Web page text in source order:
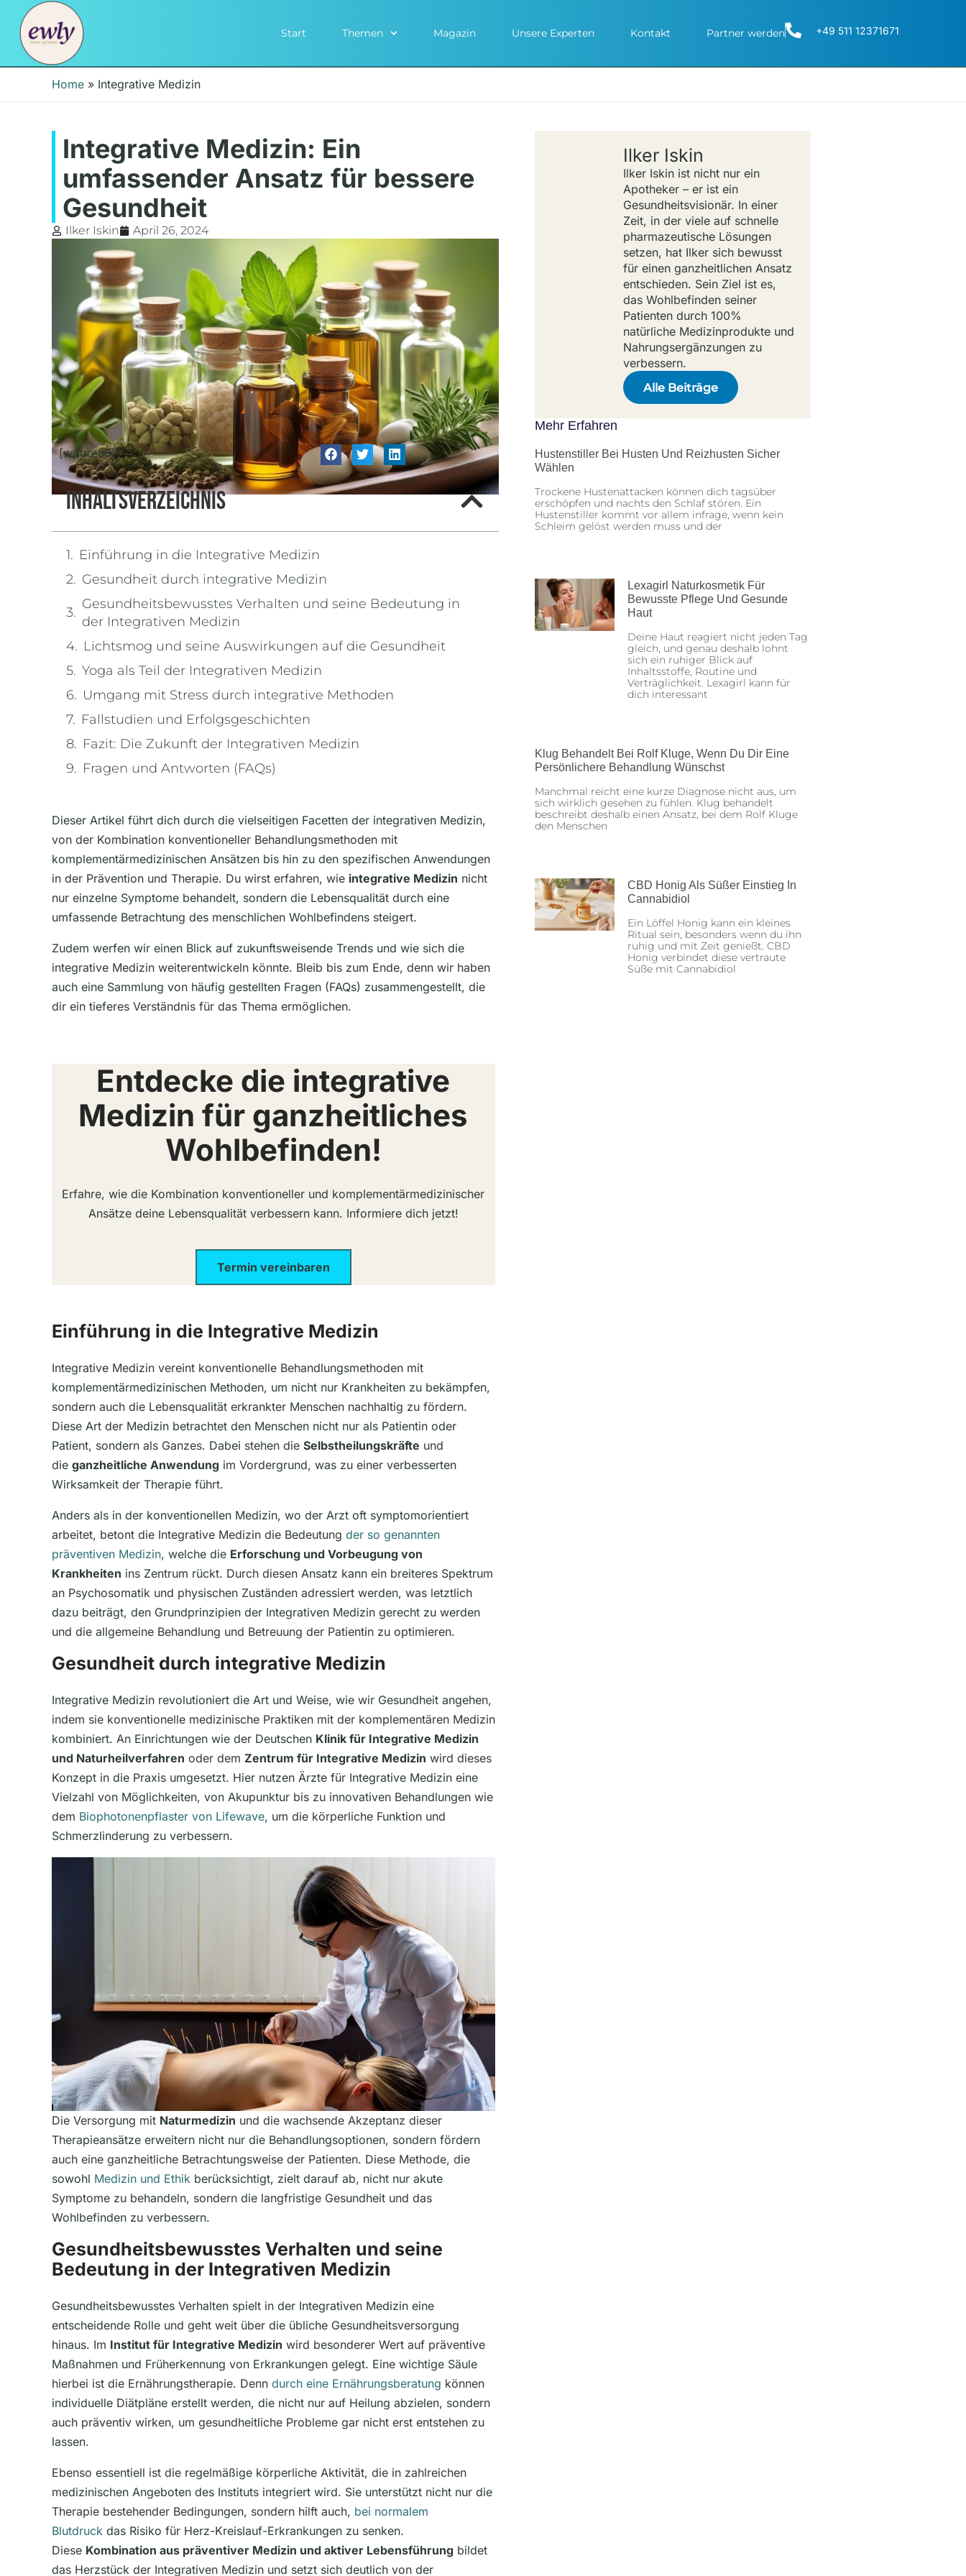
Start Themen Magazin Unsere Experten Kontakt Partner werden +49 511 12371671
Home » Integrative Medizin
Integrative Medizin: Ein
umfassender Ansatz für bessere
Gesundheit
Ilker Iskin April 26, 2024
[wpbread]
Inhaltsverzeichnis
Einführung in die Integrative Medizin
Gesundheit durch integrative Medizin
Gesundheitsbewusstes Verhalten und seine Bedeutung in
der Integrativen Medizin
Lichtsmog und seine Auswirkungen auf die Gesundheit
Yoga als Teil der Integrativen Medizin
Umgang mit Stress durch integrative Methoden
Fallstudien und Erfolgsgeschichten
Fazit: Die Zukunft der Integrativen Medizin
Fragen und Antworten (FAQs)
Dieser Artikel führt dich durch die vielseitigen Facetten der integrativen Medizin,
von der Kombination konventioneller Behandlungsmethoden mit
komplementärmedizinischen Ansätzen bis hin zu den spezifischen Anwendungen
in der Prävention und Therapie. Du wirst erfahren, wie integrative Medizin nicht
nur einzelne Symptome behandelt, sondern die Lebensqualität durch eine
umfassende Betrachtung des menschlichen Wohlbefindens steigert.
Zudem werfen wir einen Blick auf zukunftsweisende Trends und wie sich die
integrative Medizin weiterentwickeln könnte. Bleib bis zum Ende, denn wir haben
auch eine Sammlung von häufig gestellten Fragen (FAQs) zusammengestellt, die
dir ein tieferes Verständnis für das Thema ermöglichen.
Entdecke die integrative
Medizin für ganzheitliches
Wohlbefinden!
Erfahre, wie die Kombination konventioneller und komplementärmedizinischer
Ansätze deine Lebensqualität verbessern kann. Informiere dich jetzt!
Termin vereinbaren
Einführung in die Integrative Medizin
Integrative Medizin vereint konventionelle Behandlungsmethoden mit
komplementärmedizinischen Methoden, um nicht nur Krankheiten zu bekämpfen,
sondern auch die Lebensqualität erkrankter Menschen nachhaltig zu fördern.
Diese Art der Medizin betrachtet den Menschen nicht nur als Patientin oder
Patient, sondern als Ganzes. Dabei stehen die Selbstheilungskräfte und
die ganzheitliche Anwendung im Vordergrund, was zu einer verbesserten
Wirksamkeit der Therapie führt.
Anders als in der konventionellen Medizin, wo der Arzt oft symptomorientiert
arbeitet, betont die Integrative Medizin die Bedeutung der so genannten
präventiven Medizin, welche die Erforschung und Vorbeugung von
Krankheiten ins Zentrum rückt. Durch diesen Ansatz kann ein breiteres Spektrum
an Psychosomatik und physischen Zuständen adressiert werden, was letztlich
dazu beiträgt, den Grundprinzipien der Integrativen Medizin gerecht zu werden
und die allgemeine Behandlung und Betreuung der Patientin zu optimieren.
Gesundheit durch integrative Medizin
Integrative Medizin revolutioniert die Art und Weise, wie wir Gesundheit angehen,
indem sie konventionelle medizinische Praktiken mit der komplementären Medizin
kombiniert. An Einrichtungen wie der Deutschen Klinik für Integrative Medizin
und Naturheilverfahren oder dem Zentrum für Integrative Medizin wird dieses
Konzept in die Praxis umgesetzt. Hier nutzen Ärzte für Integrative Medizin eine
Vielzahl von Möglichkeiten, von Akupunktur bis zu innovativen Behandlungen wie
dem Biophotonenpflaster von Lifewave, um die körperliche Funktion und
Schmerzlinderung zu verbessern.
Die Versorgung mit Naturmedizin und die wachsende Akzeptanz dieser
Therapieansätze erweitern nicht nur die Behandlungsoptionen, sondern fördern
auch eine ganzheitliche Betrachtungsweise der Patienten. Diese Methode, die
sowohl Medizin und Ethik berücksichtigt, zielt darauf ab, nicht nur akute
Symptome zu behandeln, sondern die langfristige Gesundheit und das
Wohlbefinden zu verbessern.
Gesundheitsbewusstes Verhalten und seine
Bedeutung in der Integrativen Medizin
Gesundheitsbewusstes Verhalten spielt in der Integrativen Medizin eine
entscheidende Rolle und geht weit über die übliche Gesundheitsversorgung
hinaus. Im Institut für Integrative Medizin wird besonderer Wert auf präventive
Maßnahmen und Früherkennung von Erkrankungen gelegt. Eine wichtige Säule
hierbei ist die Ernährungstherapie. Denn durch eine Ernährungsberatung können
individuelle Diätpläne erstellt werden, die nicht nur auf Heilung abzielen, sondern
auch präventiv wirken, um gesundheitliche Probleme gar nicht erst entstehen zu
lassen.
Ebenso essentiell ist die regelmäßige körperliche Aktivität, die in zahlreichen
medizinischen Angeboten des Instituts integriert wird. Sie unterstützt nicht nur die
Therapie bestehender Bedingungen, sondern hilft auch, bei normalem
Blutdruck das Risiko für Herz-Kreislauf-Erkrankungen zu senken.
Diese Kombination aus präventiver Medizin und aktiver Lebensführung bildet
das Herzstück der Integrativen Medizin und setzt sich deutlich von der
Ilker Iskin
Ilker Iskin ist nicht nur ein
Apotheker – er ist ein
Gesundheitsvisionär. In einer
Zeit, in der viele auf schnelle
pharmazeutische Lösungen
setzen, hat Ilker sich bewusst
für einen ganzheitlichen Ansatz
entschieden. Sein Ziel ist es,
das Wohlbefinden seiner
Patienten durch 100%
natürliche Medizinprodukte und
Nahrungsergänzungen zu
verbessern.
Alle Beiträge
Mehr Erfahren
Hustenstiller Bei Husten Und Reizhusten Sicher
Wählen
Trockene Hustenattacken können dich tagsüber
erschöpfen und nachts den Schlaf stören. Ein
Hustenstiller kommt vor allem infrage, wenn kein
Schleim gelöst werden muss und der
Lexagirl Naturkosmetik Für
Bewusste Pflege Und Gesunde
Haut
Deine Haut reagiert nicht jeden Tag
gleich, und genau deshalb lohnt
sich ein ruhiger Blick auf
Inhaltsstoffe, Routine und
Verträglichkeit. Lexagirl kann für
dich interessant
Klug Behandelt Bei Rolf Kluge, Wenn Du Dir Eine
Persönlichere Behandlung Wünschst
Manchmal reicht eine kurze Diagnose nicht aus, um
sich wirklich gesehen zu fühlen. Klug behandelt
beschreibt deshalb einen Ansatz, bei dem Rolf Kluge
den Menschen
CBD Honig Als Süßer Einstieg In
Cannabidiol
Ein Löffel Honig kann ein kleines
Ritual sein, besonders wenn du ihn
ruhig und mit Zeit genießt. CBD
Honig verbindet diese vertraute
Süße mit Cannabidiol